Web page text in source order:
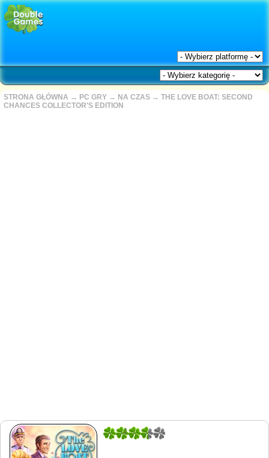
STRONA GŁÓWNA → PC GRY → NA CZAS → THE LOVE BOAT: SECOND
CHANCES COLLECTOR'S EDITION
1